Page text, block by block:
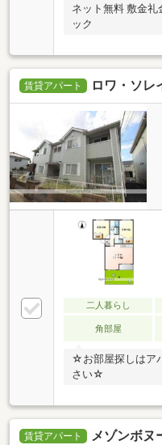
ネット無料 敷金礼
ック
賃貸アパート ロワ・ソレ
二人暮らし
角部屋
☆お部屋探しはア
さい☆
賃貸アパート メゾンボヌ